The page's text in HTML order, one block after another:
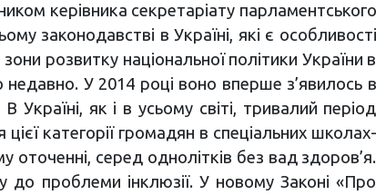
керівника секретаріату парламентського
законодавстві в Україні, які є особливості
розвитку національної політики України в
недавно. У 2014 році воно вперше з’явилось в
як і в усьому світі, тривалий період
категорії громадян в спеціальних школах-
серед однолітків без вад здоров’я.
до проблеми інклюзії. У новому Законі «Про